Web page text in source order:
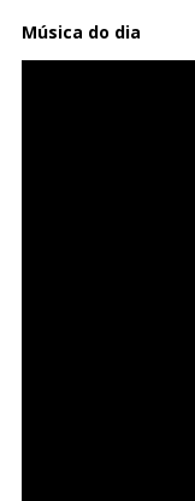
Música do dia